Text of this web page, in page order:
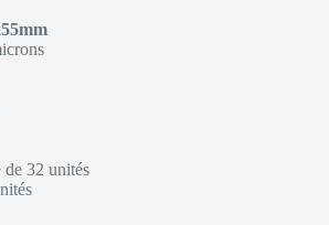
de 32 unités